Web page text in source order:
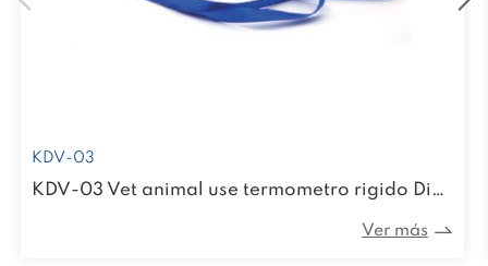
FC-IR206
FC-IR206 Pet model Medical Digital Electronic infrarrometer termómetro
Ver más